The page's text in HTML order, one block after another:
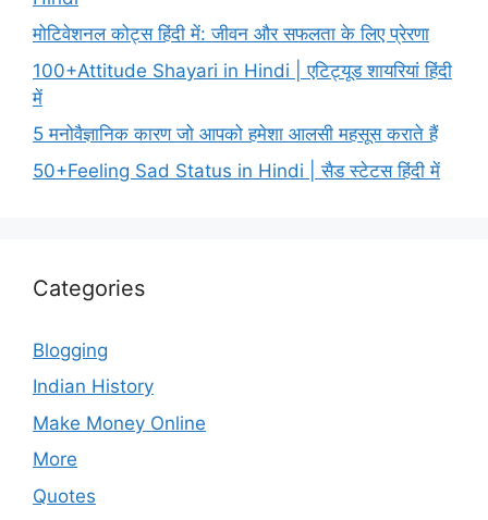
मोटिवेशनल कोट्स हिंदी में: जीवन और सफलता के लिए प्रेरणा
100+Attitude Shayari in Hindi | एटिट्यूड शायरियां हिंदी
में
5 मनोवैज्ञानिक कारण जो आपको हमेशा आलसी महसूस कराते हैं
50+Feeling Sad Status in Hindi | सैड स्टेटस हिंदी में
Categories
Blogging
Indian History
Make Money Online
More
Quotes